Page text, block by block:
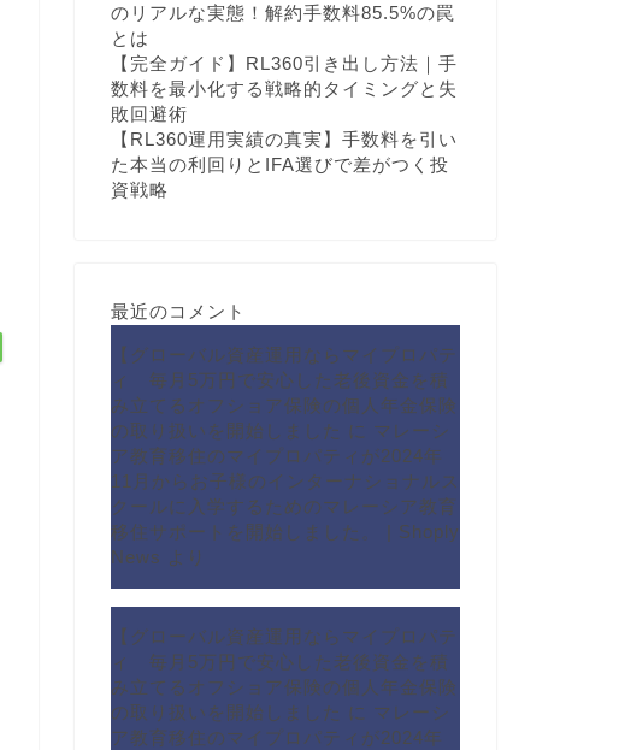
のリアルな実態！解約手数料85.5%の罠
とは
【完全ガイド】RL360引き出し方法｜手
数料を最小化する戦略的タイミングと失
敗回避術
【RL360運用実績の真実】手数料を引い
た本当の利回りとIFA選びで差がつく投
資戦略
最近のコメント
【グローバル資産運用ならマイプロパテ
ィ 毎月5万円で安心した老後資金を積
み立てるオフショア保険の個人年金保険
の取り扱いを開始しました に マレーシ
ア教育移住のマイプロパティが2024年
11月からお子様のインターナショナルス
クールに入学するためのマレーシア教育
移住サポートを開始しました。 | Shoply
News より
【グローバル資産運用ならマイプロパテ
ィ 毎月5万円で安心した老後資金を積
み立てるオフショア保険の個人年金保険
の取り扱いを開始しました に マレーシ
ア教育移住のマイプロパティが2024年